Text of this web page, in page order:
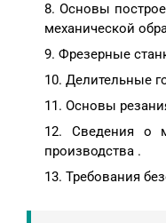
Основы
механической
Фрезерные
Делительные
Основы
Сведения о
производства .
Требования